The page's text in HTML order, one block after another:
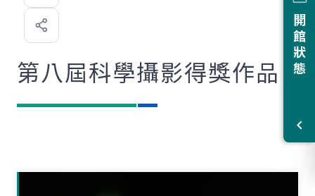
開館狀態
喜
歡
第八屆科學攝影得獎作品